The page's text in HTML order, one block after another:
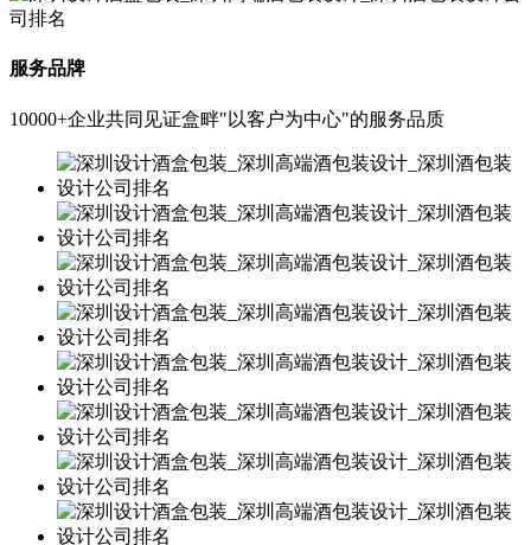
服务品牌
10000+企业共同见证盒畔"以客户为中心"的服务品质